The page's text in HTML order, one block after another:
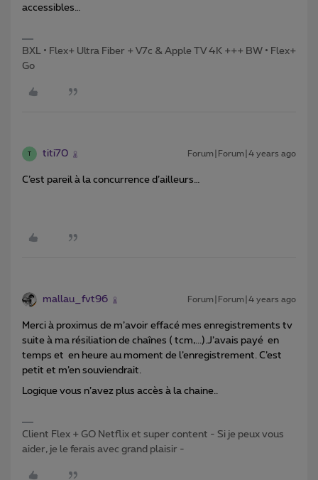
accessibles…
BXL • Flex+ Ultra Fiber + V7c & Apple TV 4K +++ BW • Flex+
Go
titi70 Forum|Forum|4 years ago
C’est pareil à la concurrence d’ailleurs…
mallau_fvt96 Forum|Forum|4 years ago
Merci à proximus de m’avoir effacé mes enregistrements tv
suite à ma résiliation de chaînes ( tcm,...).J’avais payé en
temps et en heure au moment de l’enregistrement. C’est
petit et m’en souviendrait.
Logique vous n’avez plus accès à la chaine..
Client Flex + GO Netflix et super content - Si je peux vous
aider, je le ferais avec grand plaisir -